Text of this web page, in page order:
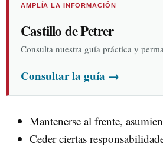
AMPLÍA LA INFORMACIÓN
Castillo de Petrer
Consulta nuestra guía práctica y
Consultar la guía →
Mantenerse al frente,
Ceder ciertas